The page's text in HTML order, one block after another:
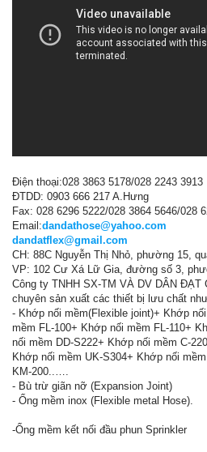
Điện thoại:028 3863 5178/028 2243 3913
ĐTDD: 0903 666 217 A.Hưng
Fax: 028 6296 5222/028 3864 5646/028
Email:dandathose@yahoo.com
dandatflex@gmail.com
CH: 88C Nguyễn Thị Nhỏ, phường 15,
VP: 102 Cư Xá Lữ Gia, đường số 3,
Công ty TNHH SX-TM VÀ DV DÂN ĐẠT
chuyên sản xuất các thiết bị lưu chất
- Khớp nối mềm(Flexible joint)+ Khớp
mềm FL-100+ Khớp nối mềm FL-110+
nối mềm DD-S222+ Khớp nối mềm C-
Khớp nối mềm UK-S304+ Khớp nối
KM-200..….
- Bù trừ giãn nỡ (Expansion Joint)
- Ống mềm inox (Flexible metal Hose).
-Ống mềm kết nối đầu phun Sprinkler